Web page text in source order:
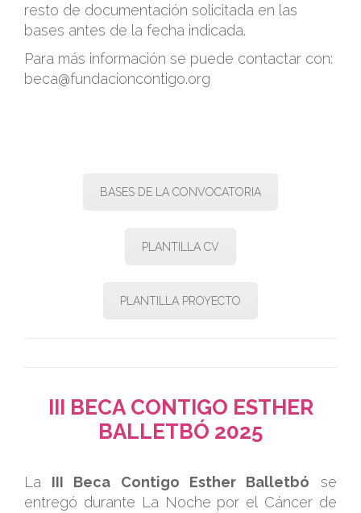
resto de documentación solicitada en las
bases antes de la fecha indicada.
Para más información se puede contactar con:
beca@fundacioncontigo.org
BASES DE LA CONVOCATORIA
PLANTILLA CV
PLANTILLA PROYECTO
III BECA CONTIGO ESTHER
BALLETBÓ 2025
La III Beca Contigo Esther Balletbó se
entregó durante La Noche por el Cáncer de